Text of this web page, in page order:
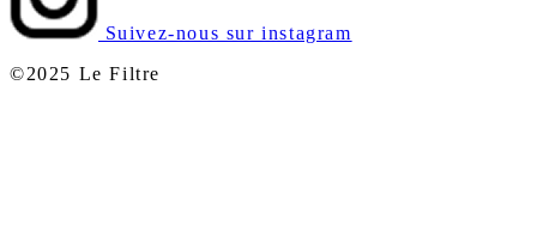
Suivez-nous sur instagram
©2025 Le Filtre